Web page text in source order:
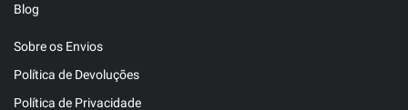
Blog
Sobre os Envios
Política de Devoluções
Política de Privacidade